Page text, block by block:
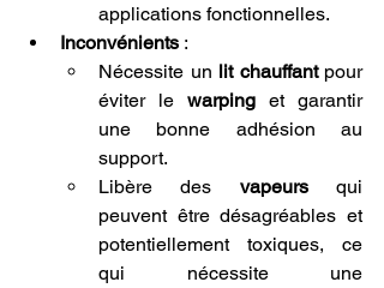
applications fonctionnelles.
Inconvénients :
Nécessite un lit chauffant pour
éviter le warping et garantir
une bonne adhésion au
support.
Libère des vapeurs qui
peuvent être désagréables et
potentiellement toxiques, ce